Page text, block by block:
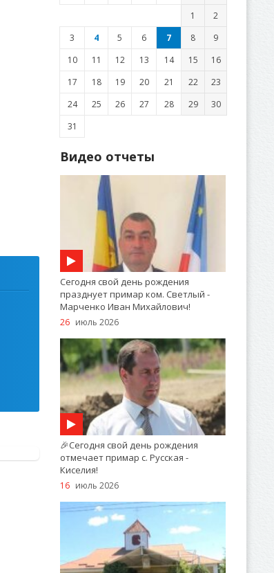
1
2
3
4 5 6 7 8
9
10
11 12 13 14 15
16
17
18 19 20 21 22
23
24
25 26 27 28 29
30
31
Видео отчеты
Сегодня свой день рождения
празднует примар ком. Светлый -
Марченко Иван Михайлович!
26 июль 2026
🎉Сегодня свой день рождения
отмечает примар с. Русская -
Киселия!
16 июль 2026